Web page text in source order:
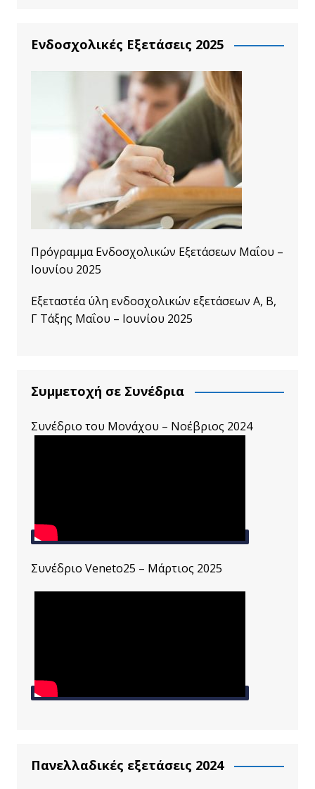
Ενδοσχολικές Εξετάσεις 2025
Πρόγραμμα Ενδοσχολικών Εξετάσεων Μαΐου –
Ιουνίου 2025
Εξεταστέα ύλη ενδοσχολικών εξετάσεων A, B,
Γ Τάξης Μαΐου – Ιουνίου 2025
Συμμετοχή σε Συνέδρια
Συνέδριο του Μονάχου – Νοέβριος 2024
Συνέδριο Veneto25 – Μάρτιος 2025
Πανελλαδικές εξετάσεις 2024